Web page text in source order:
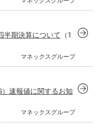
半期決算について （1
マネックスグループ
速報値に関するお知
マネックスグループ